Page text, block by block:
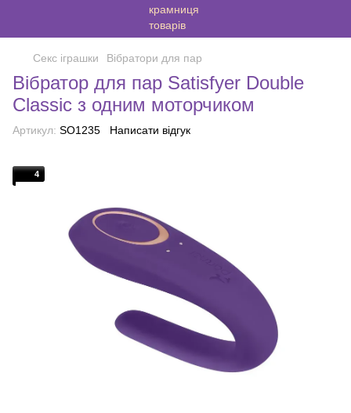
Секс іграшки Вібратори для пар
Вібратор для пар Satisfyer Double
Classic з одним моторчиком
Артикул: SO1235 Написати відгук
4